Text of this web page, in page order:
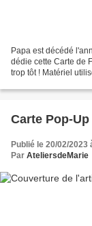
Papa est décédé
dédie cette Carte de
trop tôt ! Matériel
Carte Pop-
Publié le 20/02/2023
Par AteliersdeMarie